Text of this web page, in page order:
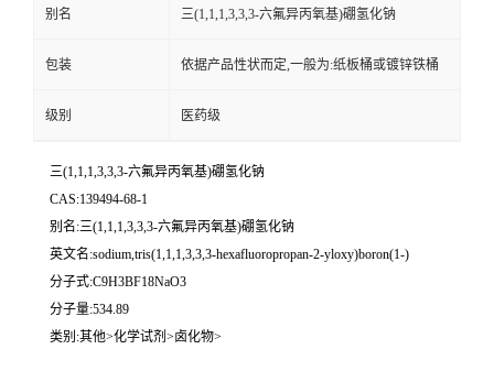
别名 三(1,1,1,3,3,3-六氟异丙氧基)硼氢化钠
包装 依据产品性状而定,一般为:纸板桶或镀锌铁桶
级别 医药级
三(1,1,1,3,3,3-六氟异丙氧基)硼氢化钠
CAS:139494-68-1
别名:三(1,1,1,3,3,3-六氟异丙氧基)硼氢化钠
英文名:sodium,tris(1,1,1,3,3,3-hexafluoropropan-2-yloxy)boron(1-)
分子式:C9H3BF18NaO3
分子量:534.89
类别:其他>化学试剂>卤化物>